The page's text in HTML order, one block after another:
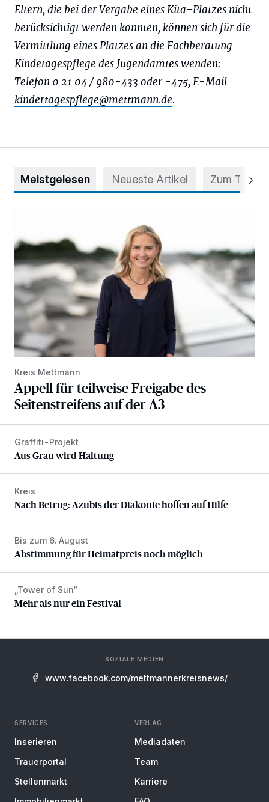
Eltern, die bei der Vergabe eines Kita-Platzes nicht
berücksichtigt werden konnten, können sich für die
Vermittlung eines Platzes an die Fachberatung
Kindetagespflege des Jugendamtes wenden:
Telefon 0 21 04 / 980-433 oder -475, E-Mail
kindertagespflege@mettmann.de.
Meistgelesen Neueste Artikel Zum Thema
Kreis Mettmann
Appell für teilweise Freigabe des
Seitenstreifens auf der A3
Aus Grau wird Haltung
Graffiti-Projekt
Aus Grau wird Haltung
Nach Betrug: Azubis der Diakonie hoffen auf Hilfe
Kreis
Nach Betrug: Azubis der Diakonie hoffen auf Hilfe
Abstimmung für Heimatpreis noch möglich
Bis zum 6. August
Abstimmung für Heimatpreis noch möglich
Mehr als nur ein Festival
„Tower of Sun“
Mehr als nur ein Festival
SOZIALE MEDIEN
www.facebook.com/mettmannerkreisnews/
SERVICES
Inserieren
Trauerportal
Stellenmarkt
VERLAG
Mediadaten
Team
Karriere